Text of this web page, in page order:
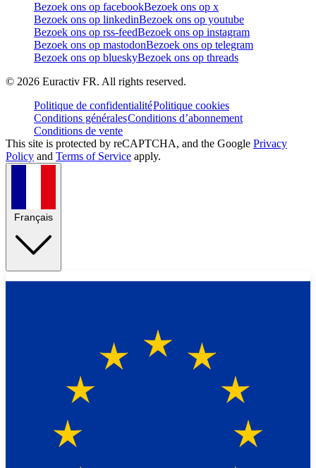
Bezoek ons op facebookBezoek ons op x
Bezoek ons op linkedinBezoek ons op youtube
Bezoek ons op rss-feedBezoek ons op instagram
Bezoek ons op mastodonBezoek ons op telegram
Bezoek ons op blueskyBezoek ons op threads
© 2026 Euractiv FR. All rights reserved.
Politique de confidentialitéPolitique cookies
Conditions généralesConditions d’abonnement
Conditions de vente
This site is protected by reCAPTCHA, and the Google Privacy
Policy and Terms of Service apply.
Français